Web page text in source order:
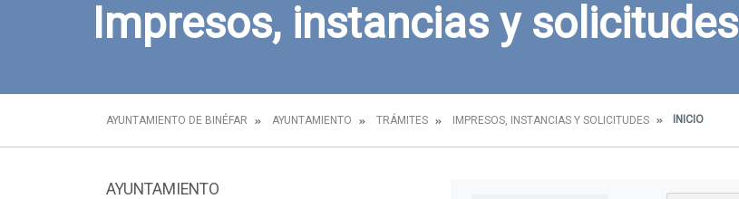
Impresos, instancias y solicitudes
AYUNTAMIENTO DE BINÉFAR AYUNTAMIENTO TRÁMITES IMPRESOS, INSTANCIAS Y SOLICITUDES INICIO
AYUNTAMIENTO